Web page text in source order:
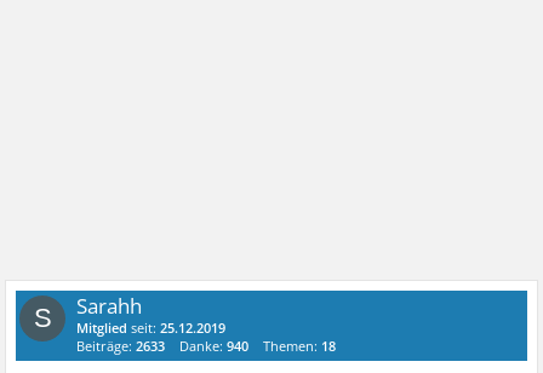
S Sarahh
Mitglied seit:25.12.2019
Beiträge:2633 Danke:940 Themen: 18